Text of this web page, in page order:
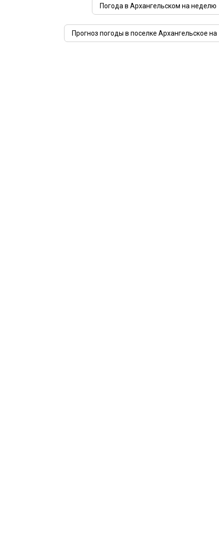
Погода в Архангельском на неделю
Прогноз погоды в поселке Архангельское